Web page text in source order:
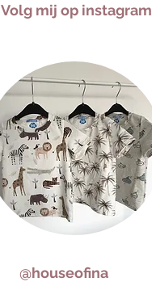
Volg mij op instagram
@houseofina